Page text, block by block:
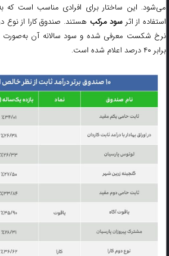
می‌شود. این ساختار برای افرادی مناسب است که
استفاده از اثر سود مرکبهستند. صندوق کارا از نوع
برابر ۴۰ درصد اعلام شده است.